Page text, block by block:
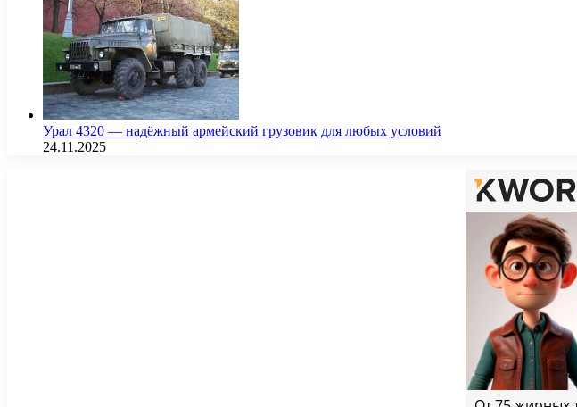
Урал 4320 — надёжный армейский грузовик для любых условий
24.11.2025